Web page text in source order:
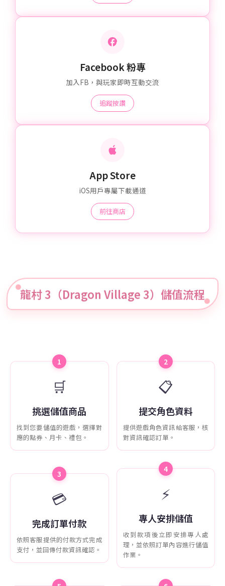
Facebook 粉專
加入FB，與玩家即時互動交流
追蹤按讚
App Store
iOS用戶專屬下載通道
前往商店
龍村 3（Dragon Village 3）儲值流程
1
🛒
挑選儲值商品
找到您要儲值的遊戲，選擇對
應的點券、月卡、禮包。
2
📋
提交角色資料
提供遊戲角色資訊給客服，核
對資訊確認訂單。
3
💳
完成訂單付款
依照客服提供的付款方式完成
支付，並回傳付款資訊確認。
4
⚡
專人安排儲值
收到款項後立即安排專人處
理，並依照訂單內容進行儲值
作業。